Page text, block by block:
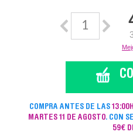
COMPRA ANTES DE LAS13:00H
MARTES 11 DE AGOSTO. CON
59€